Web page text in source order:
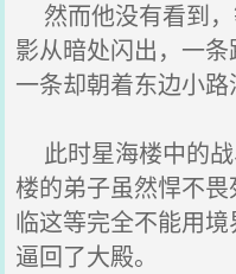
然而他没有看到
影从暗处闪出，一
一条却朝着东边小路
此时星海楼中的
楼的弟子虽然悍不
临这等完全不能用
逼回了大殿。